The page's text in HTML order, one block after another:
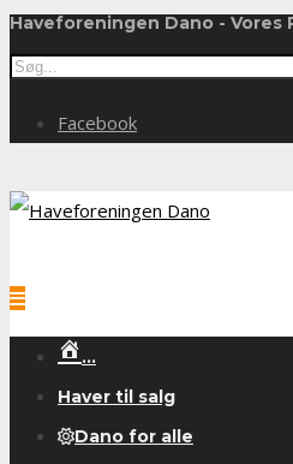
Haveforeningen Dano - Vores
Facebook
…
Haver til salg
Dano for alle